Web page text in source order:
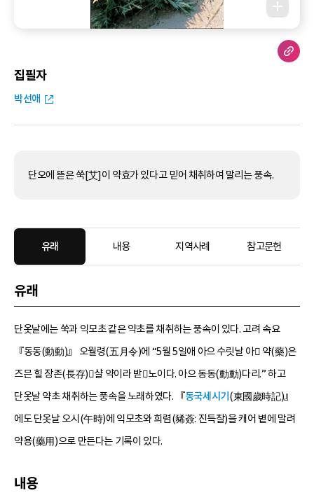
집필자
박선애
단오에 뜯은 쑥[艾]이 약효가 있다고 믿어 채취하여 말리는 풍속.
유래 내용 지역사례 참고문헌
유래
단옷날에는 쑥과 익모초 같은 약초를 채취하는 풍속이 있다. 고려 속요
『동동(動動)』 오월령(五月令)에 “5월 5일애 아으 수릿날 아 약(藥)은
즈믄 힐 장존(長存)샬 약이라 받노이다. 아으 동동(動動)다리.” 하고
단옷날 약초 채취하는 풍속을 노래하였다. 『동국세시기 (東國歲時記)』
에도 단옷날 오시(午時)에 익모초와 희렴(豨薟: 진득찰)을 캐어 볕에 말려
약용(藥用)으로 만든다는 기록이 있다.
내용